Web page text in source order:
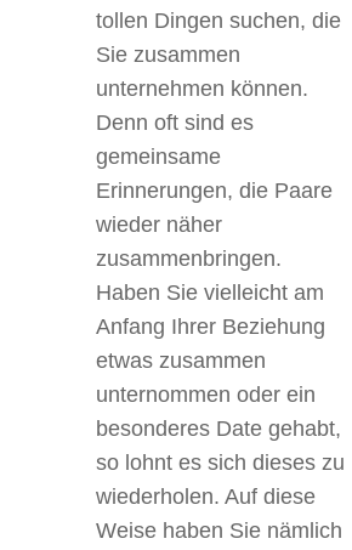
tollen Dingen suchen, die
Sie zusammen
unternehmen können.
Denn oft sind es
gemeinsame
Erinnerungen, die Paare
wieder näher
zusammenbringen.
Haben Sie vielleicht am
Anfang Ihrer Beziehung
etwas zusammen
unternommen oder ein
besonderes Date gehabt,
so lohnt es sich dieses zu
wiederholen. Auf diese
Weise haben Sie nämlich